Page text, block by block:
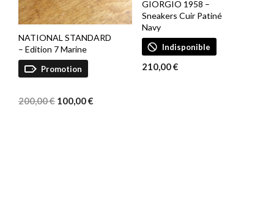
NATIONAL STANDARD
– Edition 7 Marine
Promotion
200,00€ prix
100,00€
GIORGIO 1958 –
Sneakers Cuir Patiné
Navy
Indisponible
210,00€